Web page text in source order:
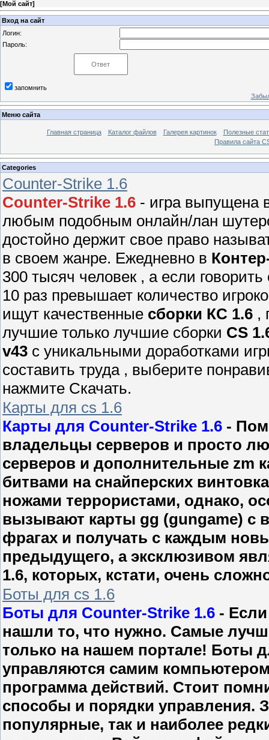
[Мой сайт]
Вход на сайт
Логин:
Пароль:
запомнить
Меню сайта
Главная страница Каталог файлов Галерея картинок
Полезные
Правила сайта
Categories
Counter-Strike 1.6
Counter-Strike 1.6 - игра выпущена
любым подобным онлайн/лан
достойно держит свое право
в своем жанре. Ежедневно в
300 тысяч человек , а если
10 раз превышает количество
ищут качественные сборки КС 1.6 ,
лучшие только лучшие сборки CS
v43 с уникальными доработками
составить труда , выберите
нажмите Скачать.
Карты для cs 1.6
Карты для Counter-Strike 1.6 -
владельцы серверов и просто
серверов и дополнительные zm
битвами на снайперских
ножами террористами, однако,
вызывают карты gg (gungame) с
фрагах и получать с каждым
предыдущего, а эксклюзивом
1.6, которых, кстати, очень
Боты для cs 1.6
Боты для Counter-Strike 1.6 -
нашли то, что нужно. Самые
только на нашем портале! Боты
управляются самим
программа действий. Стоит
способы и порядки управления.
популярные, так и наиболее